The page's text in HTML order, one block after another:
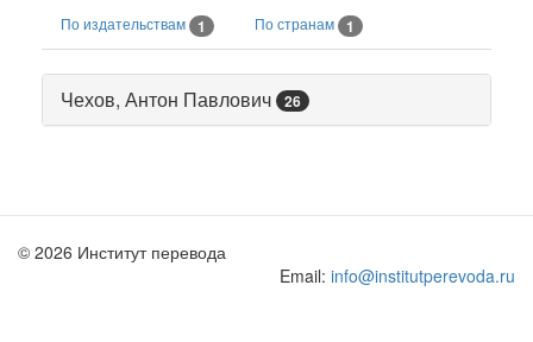
По издательствам 1 По странам 1
Чехов, Антон Павлович 26
© 2026 Институт перевода
Email: info@institutperevoda.ru